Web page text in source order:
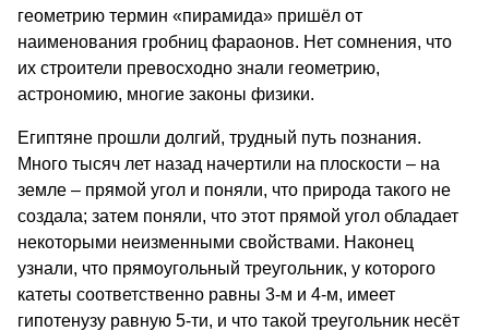
геометрию термин «пирамида» пришёл от
наименования гробниц фараонов. Нет сомнения, что
их строители превосходно знали геометрию,
астрономию, многие законы физики.
Египтяне прошли долгий, трудный путь познания.
Много тысяч лет назад начертили на плоскости – на
земле – прямой угол и поняли, что природа такого не
создала; затем поняли, что этот прямой угол обладает
некоторыми неизменными свойствами. Наконец
узнали, что прямоугольный треугольник, у которого
катеты соответственно равны 3-м и 4-м, имеет
гипотенузу равную 5-ти, и что такой треугольник несёт